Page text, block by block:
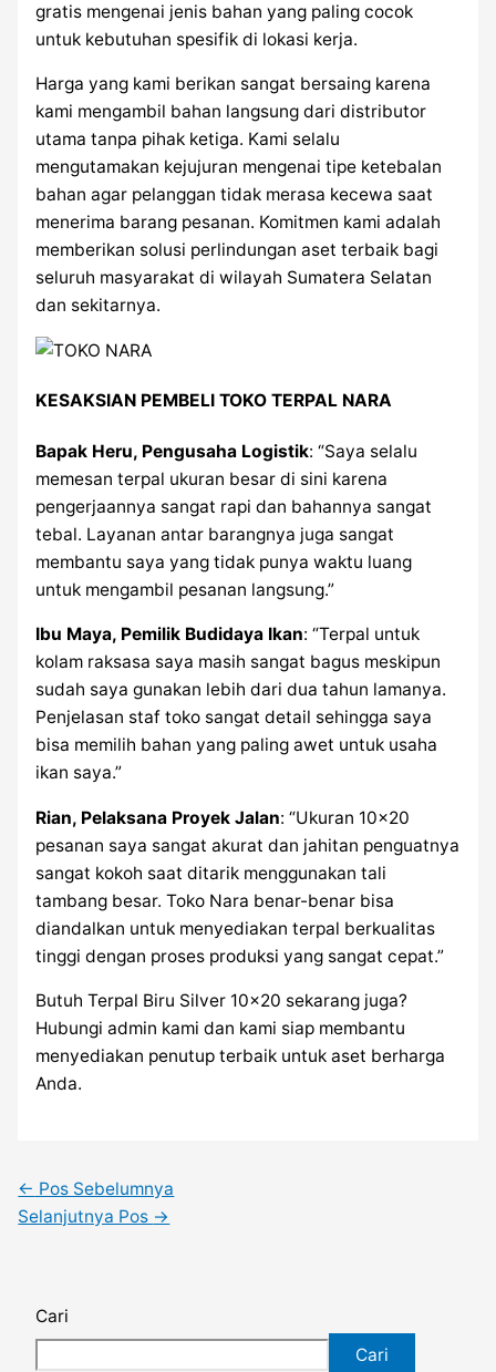
gratis mengenai jenis bahan yang paling cocok
untuk kebutuhan spesifik di lokasi kerja.
Harga yang kami berikan sangat bersaing karena
kami mengambil bahan langsung dari distributor
utama tanpa pihak ketiga. Kami selalu
mengutamakan kejujuran mengenai tipe ketebalan
bahan agar pelanggan tidak merasa kecewa saat
menerima barang pesanan. Komitmen kami adalah
memberikan solusi perlindungan aset terbaik bagi
seluruh masyarakat di wilayah Sumatera Selatan
dan sekitarnya.
KESAKSIAN PEMBELI TOKO TERPAL NARA
Bapak Heru, Pengusaha Logistik: “Saya selalu
memesan terpal ukuran besar di sini karena
pengerjaannya sangat rapi dan bahannya sangat
tebal. Layanan antar barangnya juga sangat
membantu saya yang tidak punya waktu luang
untuk mengambil pesanan langsung.”
Ibu Maya, Pemilik Budidaya Ikan: “Terpal untuk
kolam raksasa saya masih sangat bagus meskipun
sudah saya gunakan lebih dari dua tahun lamanya.
Penjelasan staf toko sangat detail sehingga saya
bisa memilih bahan yang paling awet untuk usaha
ikan saya.”
Rian, Pelaksana Proyek Jalan: “Ukuran 10×20
pesanan saya sangat akurat dan jahitan penguatnya
sangat kokoh saat ditarik menggunakan tali
tambang besar. Toko Nara benar-benar bisa
diandalkan untuk menyediakan terpal berkualitas
tinggi dengan proses produksi yang sangat cepat.”
Butuh Terpal Biru Silver 10×20 sekarang juga?
Hubungi admin kami dan kami siap membantu
menyediakan penutup terbaik untuk aset berharga
Anda.
← Pos Sebelumnya
Selanjutnya Pos →
Cari
Cari